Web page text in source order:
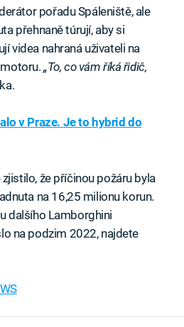
pořadu Spáleniště, ale
přehnaně túrují, aby si
videa nahraná uživateli na
motoru.„To, co vám říká řidič,
v Praze. Je to hybrid do
že příčinou požáru byla
na 16,25 milionu korun.
dalšího Lamborghini
na podzim 2022, najdete